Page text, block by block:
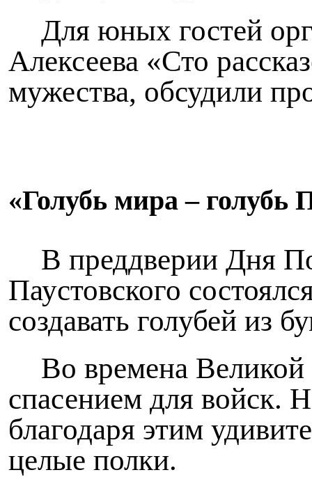
Для юных гостей
Алексеева «Сто
мужества, обсудили
«Голубь мира – голубь
В преддверии Дня
Паустовского
создавать голубей из
Во времена
спасением для войск.
благодаря этим
целые полки.